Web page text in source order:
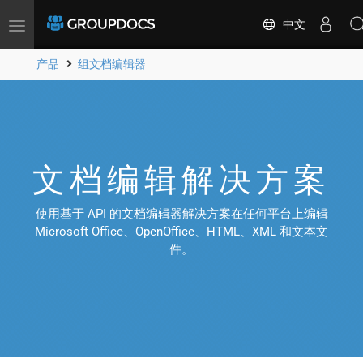
Toggle
中文
产品 组文档编辑器
文档编辑解决方案
使用基于 API 的文档编辑器解决方案在任何平台上编辑
Microsoft Office、OpenOffice、HTML、XML 和文本文
件。